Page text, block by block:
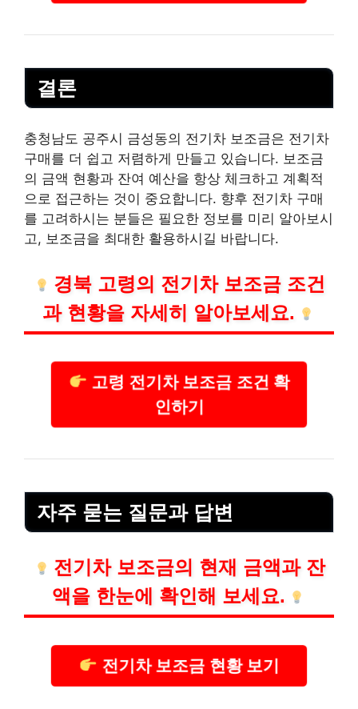
결론
충청남도 공주시 금성동의 전기차 보조금은 전기차
구매를 더 쉽고 저렴하게 만들고 있습니다. 보조금
의 금액 현황과 잔여 예산을 항상 체크하고 계획적
으로 접근하는 것이 중요합니다. 향후 전기차 구매
를 고려하시는 분들은 필요한 정보를 미리 알아보시
고, 보조금을 최대한 활용하시길 바랍니다.
경북 고령의 전기차 보조금 조건
과 현황을 자세히 알아보세요.
고령 전기차 보조금 조건 확
인하기
자주 묻는 질문과 답변
전기차 보조금의 현재 금액과 잔
액을 한눈에 확인해 보세요.
전기차 보조금 현황 보기